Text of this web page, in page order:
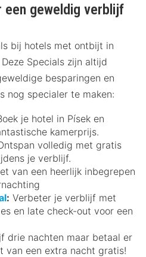
een geweldig verblijf
bij hotels met ontbijt in
Specials zijn altijd
besparingen en
nog specialer te maken:
je hotel in Písek en
kamerprijs.
volledig met gratis
je verblijf.
van een heerlijk inbegrepen
: Verbeter je verblijf met
en late check-out voor een
drie nachten maar betaal er
een extra nacht gratis!